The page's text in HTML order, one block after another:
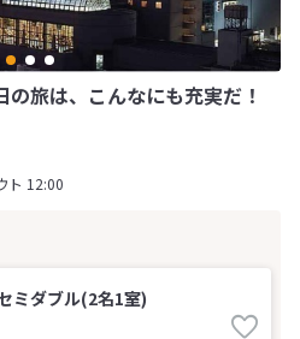
旅は、こんなにも充実だ！
ト 12:00
ミダブル(2名1室)